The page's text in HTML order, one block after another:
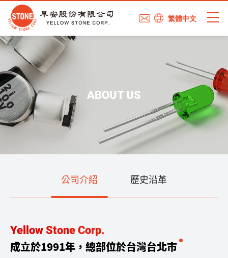
繁體中文
ABOUT US
公司介紹 歷史沿革
Yellow Stone Corp.
成立於1991年，總部位於台灣台北市